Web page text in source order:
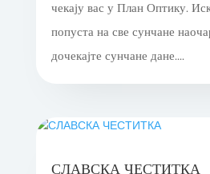
чекају вас у План Оптику.
попуста на све сунчане
дочекајте сунчане дане....
СЛАВСКА ЧЕСТИТКА